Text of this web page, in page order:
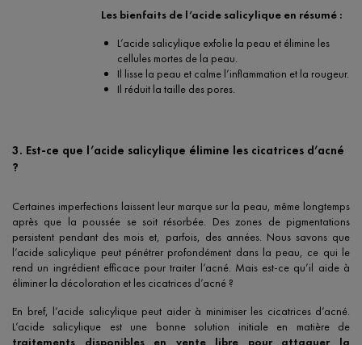
Les bienfaits de l’acide salicylique en résumé :
L’acide salicylique exfolie la peau et élimine les
cellules mortes de la peau.
Il lisse la peau et calme l’inflammation et la rougeur.
Il réduit la taille des pores.
3. Est-ce que l’acide salicylique élimine les cicatrices d’acné
?
Certaines imperfections laissent leur marque sur la peau, même longtemps
après que la poussée se soit résorbée. Des zones de pigmentations
persistent pendant des mois et, parfois, des années. Nous savons que
l’acide salicylique peut pénétrer profondément dans la peau, ce qui le
rend un ingrédient efficace pour traiter l’acné. Mais est-ce qu’il aide à
éliminer la décoloration et les cicatrices d’acné ?
En bref, l’acide salicylique peut aider à minimiser les cicatrices d’acné.
L’acide salicylique est une bonne solution initiale en matière de
traitements disponibles en vente libre pour attaquer la